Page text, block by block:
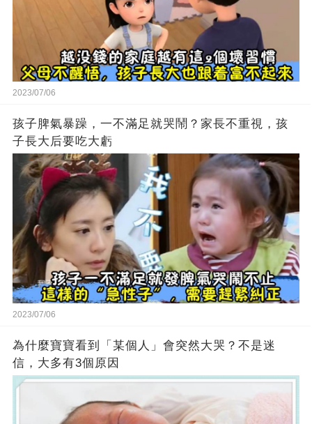
2023/07/06
孩子脾氣暴躁，一不滿足就哭鬧？家長不重視，孩
子長大后要吃大虧
2023/07/06
為什麼寶寶看到「某個人」會突然大哭？不是迷
信，大多有3個原因